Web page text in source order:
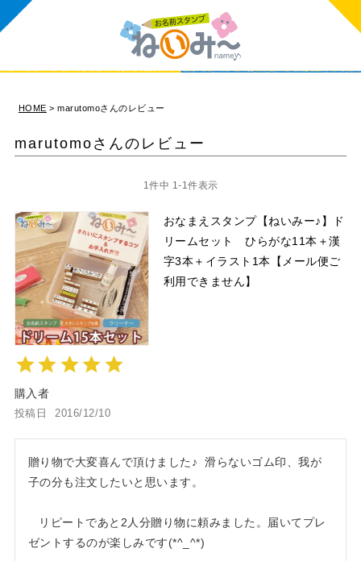
HOME marutomoさんのレビュー
marutomoさんのレビュー
1 件中 1 -1 件表示
おなまえスタンプ【ねいみー♪】ド
リームセット ひらがな11本＋漢
字3本＋イラスト1本【メール便ご
利用できません】
購入者
投稿日 2016/12/10
贈り物で大変喜んで頂けました♪  滑らないゴム印、我が
子の分も注文したいと思います。